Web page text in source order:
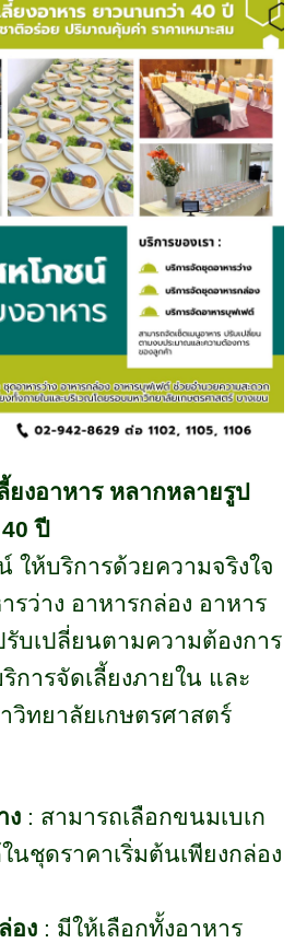
ร
ยงอาหาร หลากหลายรูป
40 ปี
ให้บริการด้วยความจริงใจ
รว่าง อาหารกล่อง อาหาร
บเปลี่ยนตามความต้องการ
การจัดเลี้ยงภายใน และ
วิทยาลัยเกษตรศาสตร์
ง : สามารถเลือกขนมเบเก
นชุดราคาเริ่มต้นเพียงกล่อง
อง : มีให้เลือกทั้งอาหาร